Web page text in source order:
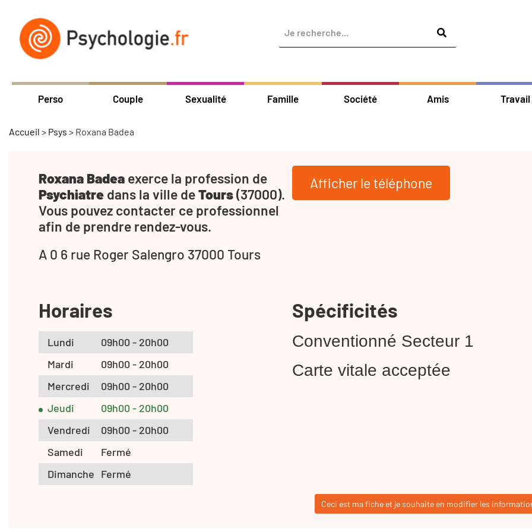
Perso Couple Sexualité Famille Société Amis Travail
Accueil > Psys > Roxana Badea
Roxana Badea exerce la profession de
Psychiatre dans la ville deTours(37000).
Vous pouvez contacter ce professionnel
afin de prendre rendez-vous.
A 0 6 rue Roger Salengro 37000 Tours
Afficher le téléphone
Horaires
Lundi
09h00 - 20h00
Mardi
09h00 - 20h00
Mercredi
09h00 - 20h00
Jeudi
09h00 - 20h00
Vendredi
09h00 - 20h00
Samedi
Fermé
Dimanche Fermé
Spécificités
Conventionné Secteur 1
Carte vitale acceptée
Ceci est ma fiche et je souhaite en modifier les